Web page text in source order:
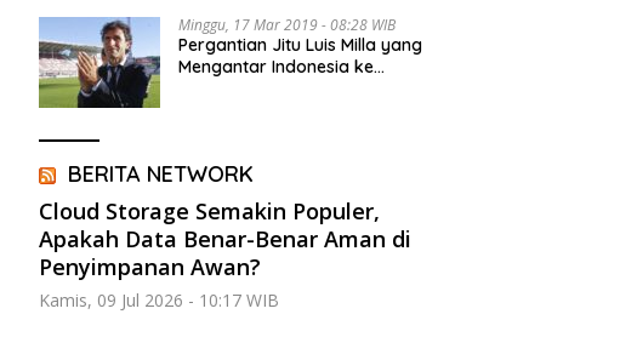
Minggu, 17 Mar 2019 - 08:28 WIB
Pergantian Jitu Luis Milla yang
Mengantar Indonesia ke
BERITA NETWORK
Cloud Storage Semakin Populer,
Apakah Data Benar-Benar Aman di
Penyimpanan Awan?
Kamis, 09 Jul 2026 - 10:17 WIB